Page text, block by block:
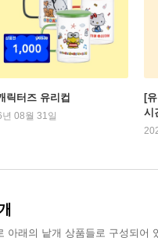
릭터즈 유리컵
08월 31일
[
시
아래의 낱개 상품들로 구성되어